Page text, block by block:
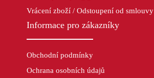
Vrácení zboží / Odstoupení od smlouvy
Informace pro zákazníky
Obchodní podmínky
Ochrana osobních údajů